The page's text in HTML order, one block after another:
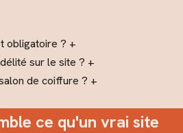
obligatoire ? +
sur le site ? +
de coiffure ? +
ce qu'un vrai site